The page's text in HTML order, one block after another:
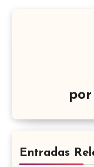
por
Entradas